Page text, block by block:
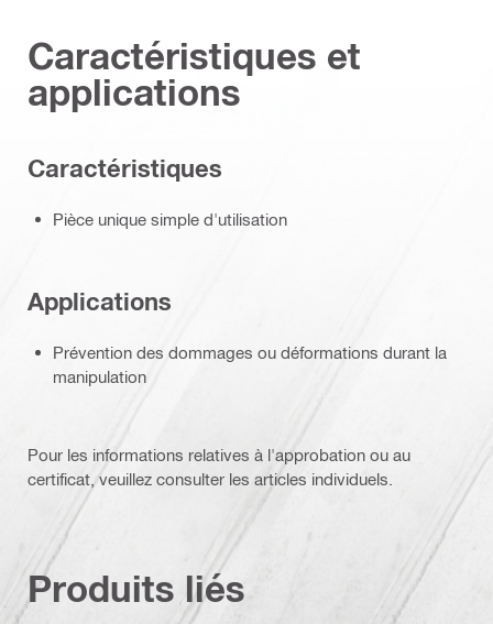
Caractéristiques et
applications
Caractéristiques
Pièce unique simple d'utilisation
Applications
Prévention des dommages ou déformations durant la
manipulation
Pour les informations relatives à l'approbation ou au
certificat, veuillez consulter les articles individuels.
Produits liés